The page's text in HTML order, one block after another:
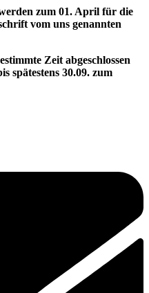
zum 01. April für die
vom uns genannten
Zeit abgeschlossen
spätestens 30.09. zum